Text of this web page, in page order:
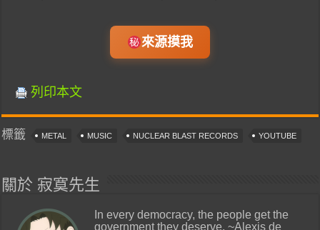
來源摸我
列印本文
標籤 METAL MUSIC NUCLEAR BLAST RECORDS YOUTUBE
關於 寂寞先生
In every democracy, the people get the
government they deserve. ~Alexis de